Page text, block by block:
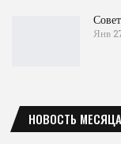
Янв
НОВОСТЬ